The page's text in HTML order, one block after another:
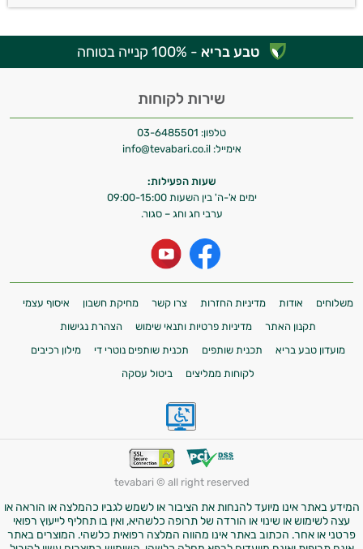
טבע בריא - 100% קנייה בטוחה
שירות לקוחות
טלפון: 03-6485501
אימייל: info@tevabari.co.il
שעות הפעילות:
ימים א'-ה' בין השעות 09:00-15:00
ערבי חג וחג – סגור.
משלוחים אודות מדיניות החזרות צרו קשר מחיקת חשבון
איסוף עצמי
תקנון האתר
מדיניות פרטיות ותנאי שימוש
הצהרת נגישות
מועדון טבע בריא
תכנית שותפים תכנית שותפים נוטרי די
מילון רכיבים
לקוחות ממליצים
ביטול עסקה
tevabari © all right reserved
המידע באתר אינו מיועד להנחות את הציבור או לשמש לגביו כהמלצה או הוראה או
עצה לשימוש או שינוי או הורדה של תרופה כלשהיא, ואין בו תחליף לייעוץ רפואי
פרטני או אחר. הכתוב באתר אינו מהווה המלצה רפואית כלשהי. המוצרים באתר